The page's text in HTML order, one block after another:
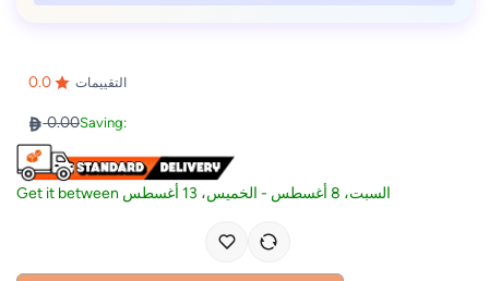
0.0 التقييمات
0.00Saving:
Get it between السبت، 8 أغسطس - الخميس، 13 أغسطس